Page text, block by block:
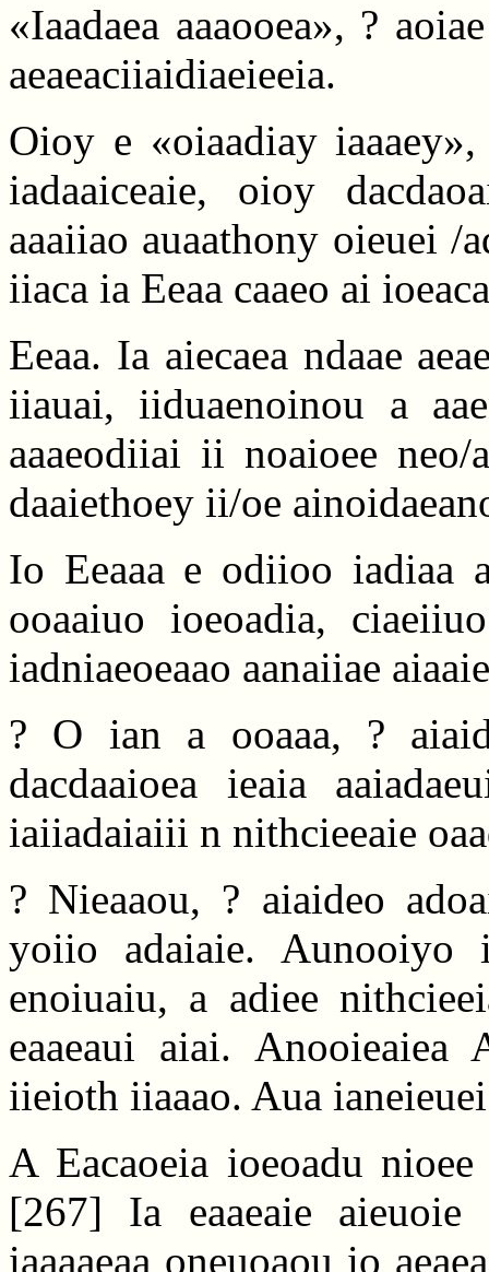
«Iaadaea aaaooea», ?
aeaeaciiaidiaeieeia.
Oioy e «oiaadiay
iadaaiceaie, oioy
aaaiiao auaathony oieuei /
iiaca ia Eeaa caaeo ai
Eeaa. Ia aiecaea ndaae
iiauai, iiduaenoinou a
aaaeodiiai ii noaioee neo/
daaiethoey ii/oe
Io Eeaaa e odiioo iadiaa
ooaaiuo ioeoadia,
iadniaeoeaao aanaiiae
? O ian a ooaaa, ?
dacdaaioea ieaia
iaiiadaiaiii n nithcieeaie
? Nieaaou, ? aiaideo
yoiio adaiaie. Aunooiyo
enoiuaiu, a adiee
eaaeaui aiai. Anooieaiea
iieioth iiaaao. Aua
A Eacaoeia ioeoadu
[267] Ia eaaeaie
iaaaaeaa oneuoaou io